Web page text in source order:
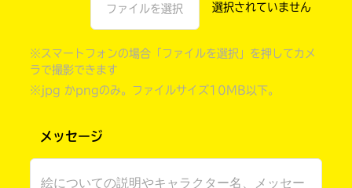
読める
ファイルを選択
※スマートフォンの場合「ファイルを選択」を押してカメ
ラで撮影できます
※jpg かpngのみ。ファイルサイズ10MB以下。
メッセージ